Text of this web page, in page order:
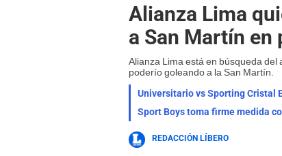
Alianza Lima
a San Martín
Alianza Lima está en búsqueda
poderío goleando a la San Martín.
Sport Boys toma firme medida
REDACCIÓN LÍBERO